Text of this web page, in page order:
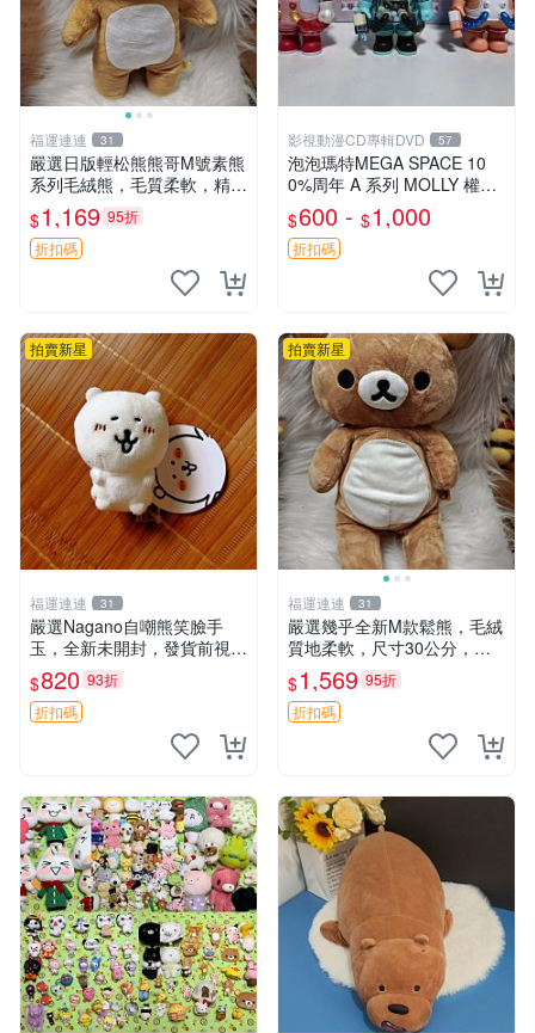
福運連連 31
嚴選日版輕松熊熊哥M號素熊
系列毛絨熊，毛質柔軟，精緻
可愛，尺寸35cm，保存狀態
優異。收藏或贈送皆為佳選。
中古 毛絨熊 毛玩偶
$1,169 95折
折扣碼
影視動漫CD專輯DVD 57
泡泡瑪特MEGA SPACE 10
0%周年 A 系列 MOLLY 權威
隱藏款 嚴選薄荷巧克力色 80
年代風味 權威推薦 合適收藏
$600 - $1,000
折扣碼
拍賣新星
福運連連 31
嚴選Nagano自嘲熊笑臉手
玉，全新未開封，發貨前視頻
確認，海南 廣西 貴州 嚴選N
agano自嘲熊笑臉手玉，全新
未開封，發貨前視頻確認，四
$820 93折
折扣碼
拍賣新星
福運連連 31
嚴選幾乎全新M款鬆熊，毛絨
質地柔軟，尺寸30公分，做
工精緻可愛，適合收藏或贈送
親友。中古使用痕跡，手感依
然優良。 鬆熊 嬰熊 毛玩偶
$1,569 95折
折扣碼